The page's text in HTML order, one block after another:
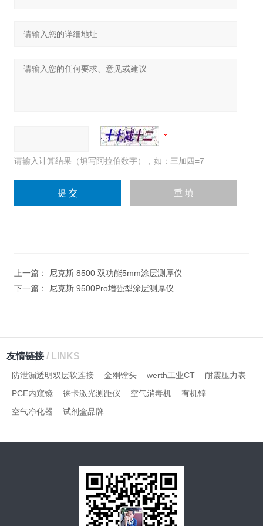
请输入计算结果（填写阿拉伯数字），如：三加四=7
上一篇： 尼克斯 8500 双功能5mm涂层测厚仪
下一篇： 尼克斯 9500Pro增强型涂层测厚仪
友情链接/ LINKS
防泄漏透明双层软连接 金刚镗头 werth工业CT
耐震压力表
PCE内窥镜
徕卡激光测距仪 空气消毒机
有机锌
空气净化器
试剂盒品牌